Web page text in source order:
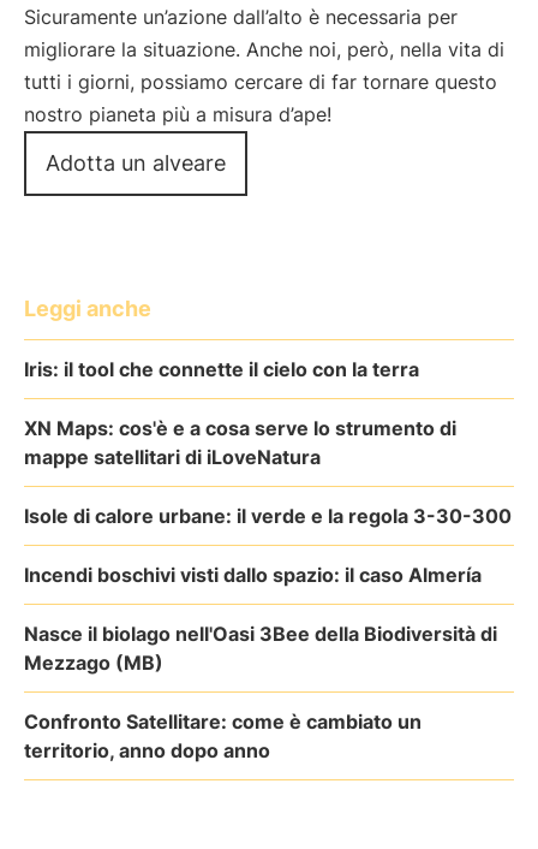
Sicuramente un’azione dall’alto è necessaria per
migliorare la situazione. Anche noi, però, nella vita di
tutti i giorni, possiamo cercare di far tornare questo
nostro pianeta più a misura d’ape!
Adotta un alveare
Leggi anche
Iris: il tool che connette il cielo con la terra
XN Maps: cos'è e a cosa serve lo strumento di
mappe satellitari di iLoveNatura
Isole di calore urbane: il verde e la regola 3-30-300
Incendi boschivi visti dallo spazio: il caso Almería
Nasce il biolago nell'Oasi 3Bee della Biodiversità di
Mezzago (MB)
Confronto Satellitare: come è cambiato un
territorio, anno dopo anno